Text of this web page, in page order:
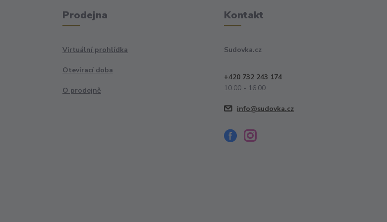
Prodejna
Virtuální prohlídka
Otevírací doba
O prodejně
Kontakt
Sudovka.cz
+420 732 243 174
10:00 - 16:00
info@sudovka.cz